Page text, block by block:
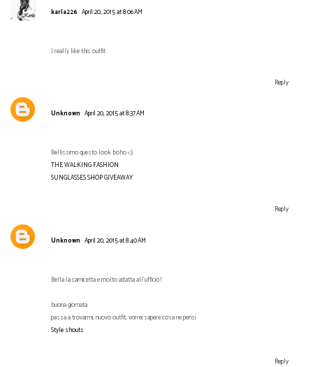
karla226 April 20, 2015 at 8:06 AM
I really like this outfit
Reply
Unknown April 20, 2015 at 8:37 AM
Bellissimo questo look boho <3
THE WALKING FASHION
SUNGLASSES SHOP GIVEAWAY
Reply
Unknown April 20, 2015 at 8:40 AM
Bella la camicetta e molto adatta all'ufficio !
buona giornata
passa a trovarmi, nuovo outfit, vorrei sapere cosa ne pensi
Style shouts
Reply